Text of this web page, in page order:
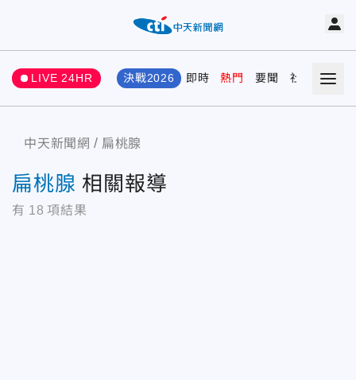
LIVE 24HR 決戰2026 即時 熱門 要聞 社會 娛樂
中天新聞網 扁桃腺
扁桃腺 相關報導
有 18 項結果